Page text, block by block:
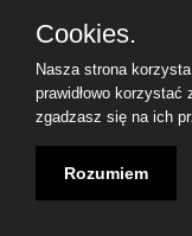
Cookies.
Nasza strona
prawidłowo
zgadzasz się na ich
Rozumiem